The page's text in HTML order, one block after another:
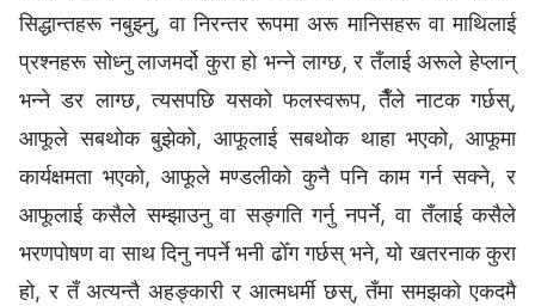
सिद्धान्तहरू नबुझ्नु, वा निरन्तर रूपमा अरू मानिसहरू वा माथिलाई
प्रश्नहरू सोध्नु लाजमर्दो कुरा हो भन्‍ने लाग्छ, र तँलाई अरूले हेप्लान्
भन्‍ने डर लाग्छ, त्यसपछि यसको फलस्वरूप, तैँले नाटक गर्छस्,
आफूले सबथोक बुझेको, आफूलाई सबथोक थाहा भएको, आफूमा
कार्यक्षमता भएको, आफूले मण्डलीको कुनै पनि काम गर्न सक्ने, र
आफूलाई कसैले सम्झाउनु वा सङ्गति गर्नु नपर्ने, वा तँलाई कसैले
भरणपोषण वा साथ दिनु नपर्ने भनी ढोँग गर्छस् भने, यो खतरनाक कुरा
हो, र तँ अत्यन्तै अहङ्कारी र आत्मधर्मी छस्, तँमा समझको एकदमै